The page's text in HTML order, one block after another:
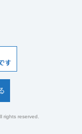
rights reserved.